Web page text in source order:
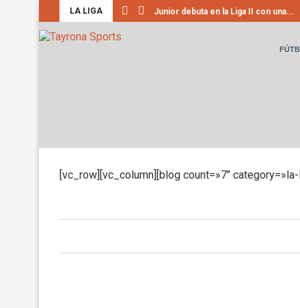
LA LIGA Junior debuta en la Liga II con una...
[vc_row][vc_column][blog count=»7″